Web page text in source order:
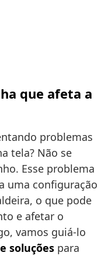
que afeta a
problemas
tela? Não se
Esse problema
uma configuração
o que pode
e afetar o
vamos guiá-lo
soluções para